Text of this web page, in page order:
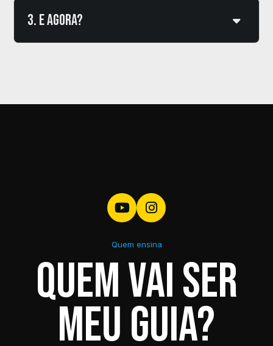
2.4 Recortar imagem 0h06min
Manipular imagens
2.9 Imagem carro 0h04min
2.10 Criar texto
2.11 Inserir prédios
3. E agora?
Quem ensina
Quem vai ser
meu guia?